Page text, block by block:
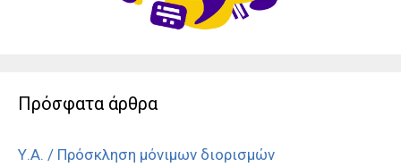
Πρόσφατα άρθρα
Υ.Α. / Πρόσκληση μόνιμων διορισμών